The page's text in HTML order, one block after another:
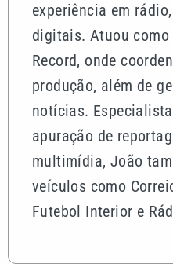
experiência em
digitais. Atuou
Record, onde
produção, além de
notícias.
apuração de
multimídia, João
veículos como
Futebol Interior e